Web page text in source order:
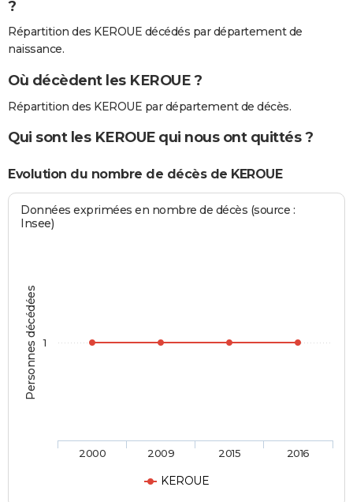
?
Répartition des KEROUE décédés par département de
naissance.
Où décèdent les KEROUE ?
Répartition des KEROUE par département de décès.
Qui sont les KEROUE qui nous ont quittés ?
Evolution du nombre de décès de KEROUE
Personnes décédées
Données exprimées en nombre de décès (source :
Insee)
KEROUE
2000 2009 2015 2016
1